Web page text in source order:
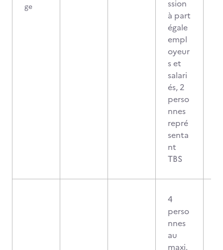
ge
ssion
à part
égale
empl
oyeur
s et
salari
és, 2
perso
nnes
repré
senta
nt
TBS
4
perso
nnes
au
maxi.